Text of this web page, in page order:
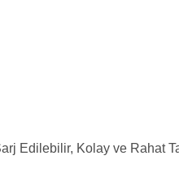
Edilebilir, Kolay ve Rahat